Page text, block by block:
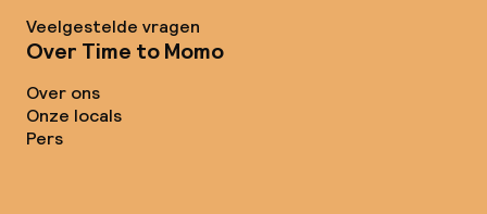
Veelgestelde vragen
Over Time to Momo
Over ons
Onze locals
Pers